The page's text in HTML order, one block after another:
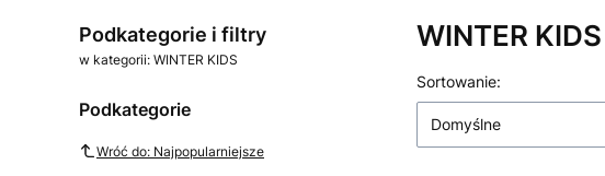
Podkategorie i filtry
w kategorii: WINTER KIDS
Podkategorie
Wróć do: Najpopularniejsze
WINTER KIDS
Lista produktów
Sortowanie:
Domyślne